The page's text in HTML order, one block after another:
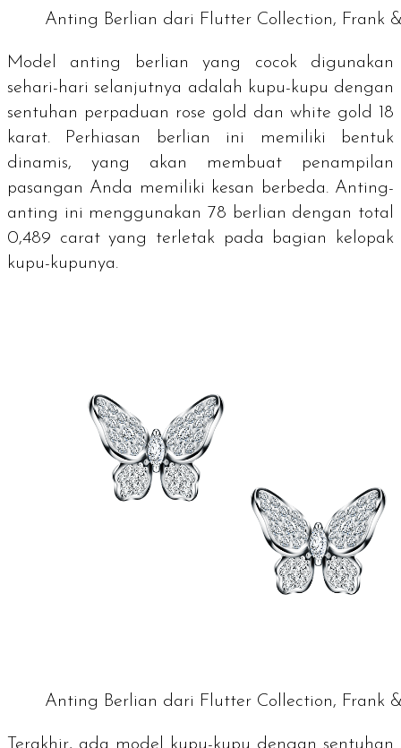
Anting Berlian dari Flutter Collection, Frank
Model anting berlian yang cocok digunakan
sehari-hari selanjutnya adalah kupu-kupu dengan
sentuhan perpaduan rose gold dan white gold 18
karat. Perhiasan berlian ini memiliki bentuk
dinamis, yang akan membuat penampilan
pasangan Anda memiliki kesan berbeda. Anting-
anting ini menggunakan 78 berlian dengan total
0,489 carat yang terletak pada bagian kelopak
kupu-kupunya.
Anting Berlian dari Flutter Collection, Frank